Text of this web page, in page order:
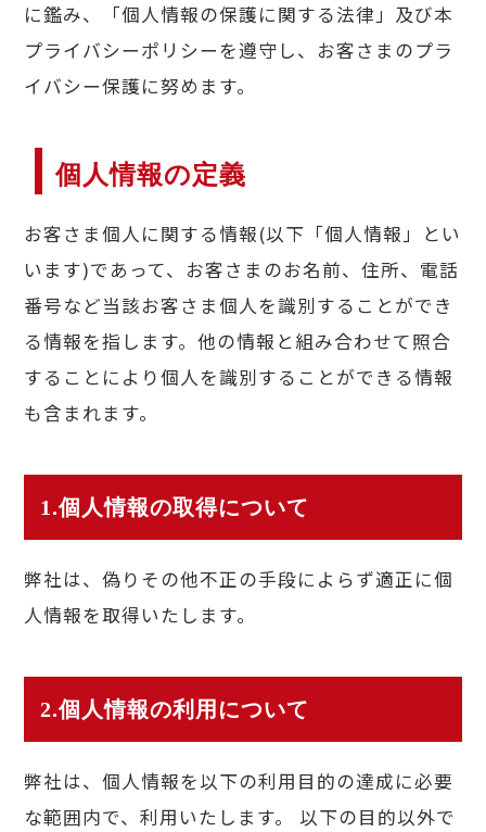
に鑑み、「個人情報の保護に関する法律」及び本
プライバシーポリシーを遵守し、お客さまのプラ
イバシー保護に努めます。
個人情報の定義
お客さま個人に関する情報(以下「個人情報」とい
います)であって、お客さまのお名前、住所、電話
番号など当該お客さま個人を識別することができ
る情報を指します。他の情報と組み合わせて照合
することにより個人を識別することができる情報
も含まれます。
1.個人情報の取得について
弊社は、偽りその他不正の手段によらず適正に個
人情報を取得いたします。
2.個人情報の利用について
弊社は、個人情報を以下の利用目的の達成に必要
な範囲内で、利用いたします。 以下の目的以外で